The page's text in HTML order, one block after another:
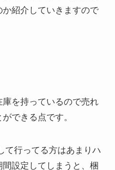
紹介していきますので
を持っているので売れ
できる点です。
て行ってる方はあまりハ
設定してしまうと、梱